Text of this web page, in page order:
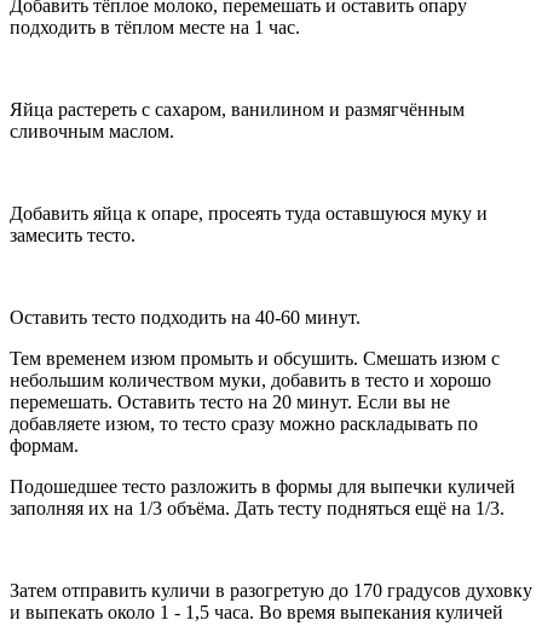
Добавить тёплое молоко, перемешать и оставить опару
подходить в тёплом месте на 1 час.
Яйца растереть с сахаром, ванилином и размягчённым
сливочным маслом.
Добавить яйца к опаре, просеять туда оставшуюся муку и
замесить тесто.
Оставить тесто подходить на 40-60 минут.
Тем временем изюм промыть и обсушить. Смешать изюм с
небольшим количеством муки, добавить в тесто и хорошо
перемешать. Оставить тесто на 20 минут. Если вы не
добавляете изюм, то тесто сразу можно раскладывать по
формам.
Подошедшее тесто разложить в формы для выпечки куличей
заполняя их на 1/3 объёма. Дать тесту подняться ещё на 1/3.
Затем отправить куличи в разогретую до 170 градусов духовку
и выпекать около 1 - 1,5 часа. Во время выпекания куличей